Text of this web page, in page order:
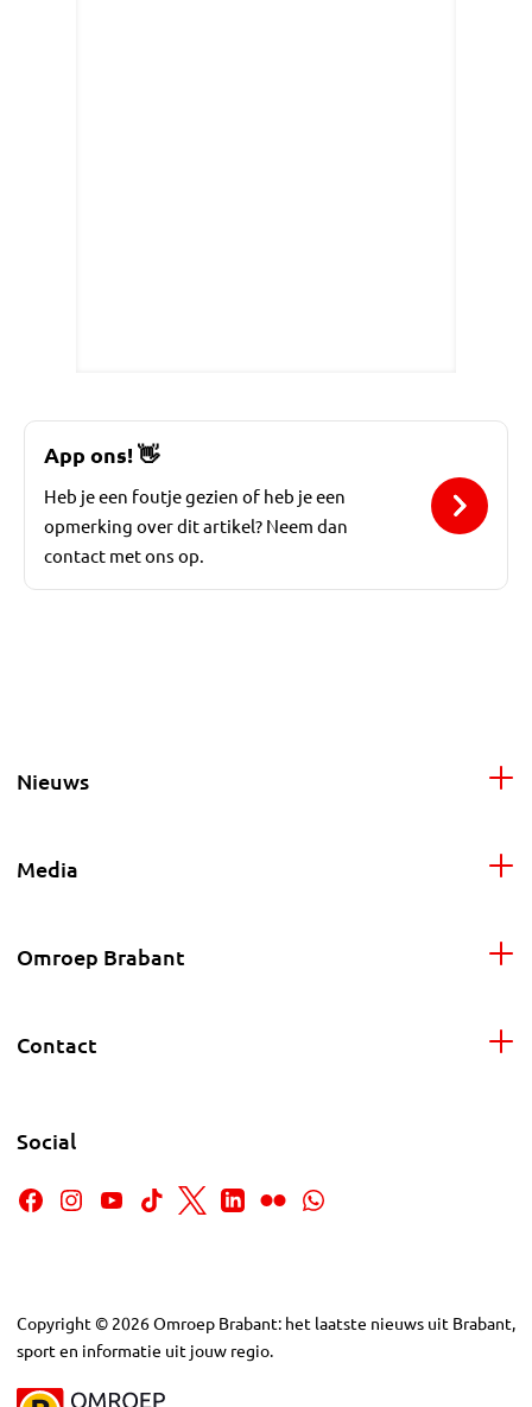
App ons!👋
Heb je een foutje gezien of heb je een
opmerking over dit artikel? Neem dan
contact met ons op.
Nieuws
Media
Omroep Brabant
Contact
Social
Copyright © 2026Omroep Brabant: het laatste nieuws uit Brabant,
sport en informatie uit jouw regio.